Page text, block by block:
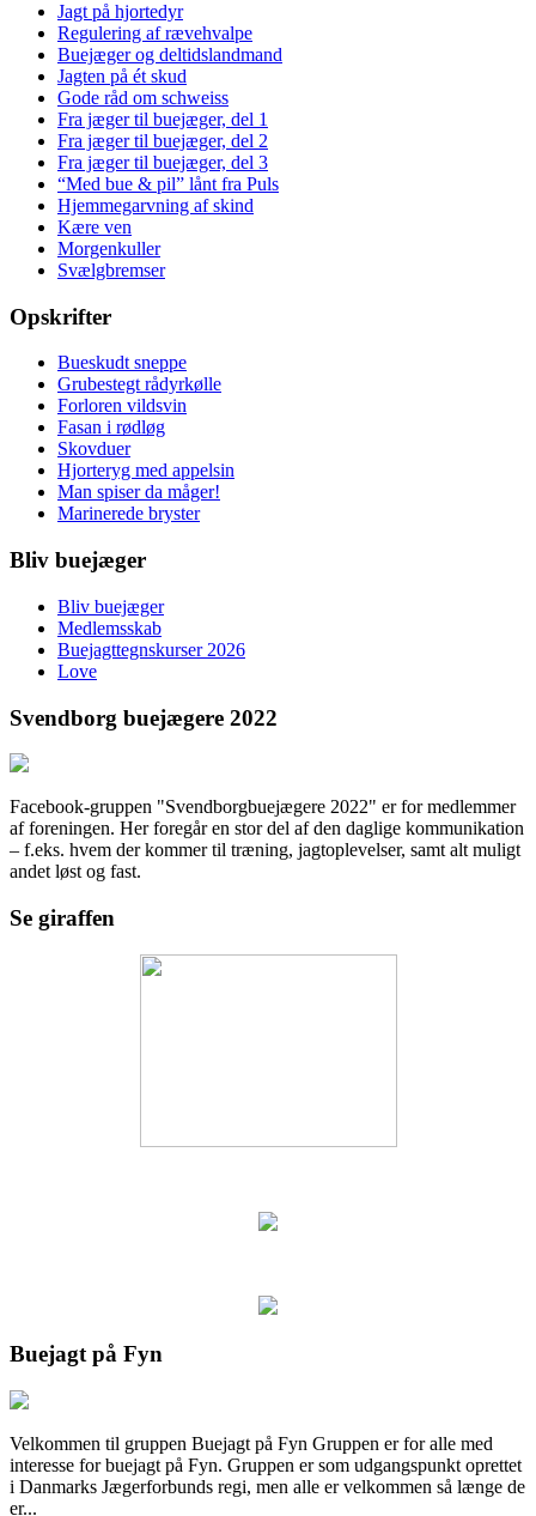
Jagt på hjortedyr
Regulering af rævehvalpe
Buejæger og deltidslandmand
Jagten på ét skud
Gode råd om schweiss
Fra jæger til buejæger, del 1
Fra jæger til buejæger, del 2
Fra jæger til buejæger, del 3
“Med bue & pil” lånt fra Puls
Hjemmegarvning af skind
Kære ven
Morgenkuller
Svælgbremser
Opskrifter
Bueskudt sneppe
Grubestegt rådyrkølle
Forloren vildsvin
Fasan i rødløg
Skovduer
Hjorteryg med appelsin
Man spiser da måger!
Marinerede bryster
Bliv buejæger
Bliv buejæger
Medlemsskab
Buejagttegnskurser 2026
Love
Svendborg buejægere 2022
Facebook-gruppen "Svendborgbuejægere 2022" er for medlemmer
af foreningen. Her foregår en stor del af den daglige kommunikation
– f.eks. hvem der kommer til træning, jagtoplevelser, samt alt muligt
andet løst og fast.
Se giraffen
Buejagt på Fyn
Velkommen til gruppen Buejagt på Fyn Gruppen er for alle med
interesse for buejagt på Fyn. Gruppen er som udgangspunkt oprettet
i Danmarks Jægerforbunds regi, men alle er velkommen så længe de
er...